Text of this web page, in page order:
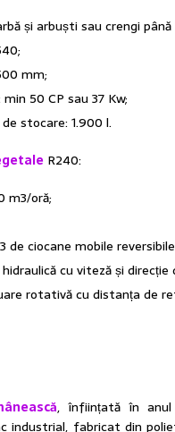
și arbuști sau crengi
mm;
50 CP sau 37 Kw;
stocare: 1.900 l.
R240:
m3/oră;
de ciocane mobile
cu viteză și direcție
rotativă cu distanța de
, înființată în anul
industrial, fabricat din